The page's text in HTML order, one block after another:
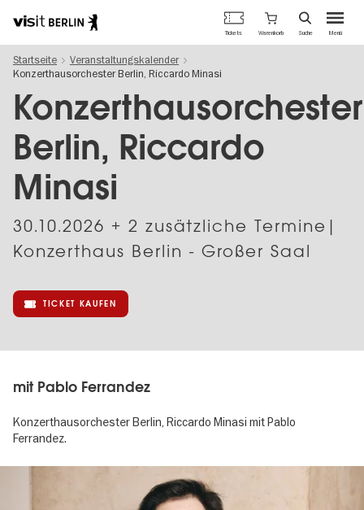
zum
Inhalt
Berlins
offizielles
Tourismusportal
Menü
Tickets Warenkorb Suche
Startseite
Veranstaltungskalender
Konzerthausorchester Berlin, Riccardo Minasi
Konzerthausorchester
Berlin, Riccardo
Minasi
30.10.2026 + 2 zusätzliche Termine|
Konzerthaus Berlin - Großer Saal
TICKET KAUFEN
mit Pablo Ferrandez
Konzerthausorchester Berlin, Riccardo Minasi mit Pablo
Ferrandez.